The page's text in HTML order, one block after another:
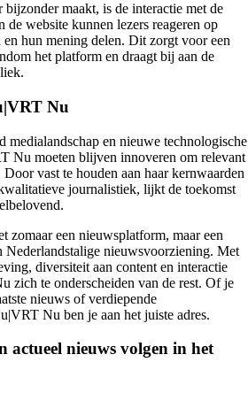
maakt, is de interactie met de
de website kunnen lezers reageren op
en hun mening delen. Dit zorgt voor een
het platform en draagt bij aan de
Nu
medialandschap en nieuwe technologische
Nu moeten blijven innoveren om relevant
vast te houden aan haar kernwaarden
journalistiek, lijkt de toekomst
een nieuwsplatform, maar een
Nederlandstalige nieuwsvoorziening. Met
diversiteit aan content en interactie
zich te onderscheiden van de rest. Of je
nieuws of verdiepende
Nu ben je aan het juiste adres.
actueel nieuws volgen in het